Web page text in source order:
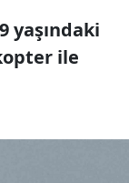
yaşındaki
ile